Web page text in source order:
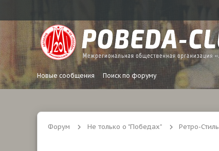
Новые сообщения Поиск по форуму
Форум Не только о "Победах" Ретро-Стиль